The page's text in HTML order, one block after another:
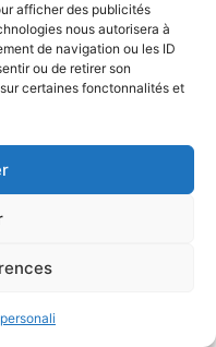
afficher des publicités
nous autorisera à
de navigation ou les ID
ou de retirer son
certaines fonctonnalités et
alle sue date
come un
eccellenza
in un
NMEA… E
pausa?
scuola di libertà.